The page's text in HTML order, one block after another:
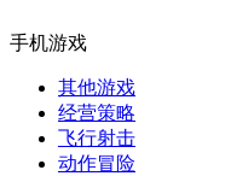
手机游戏
其他游戏
经营策略
飞行射击
动作冒险